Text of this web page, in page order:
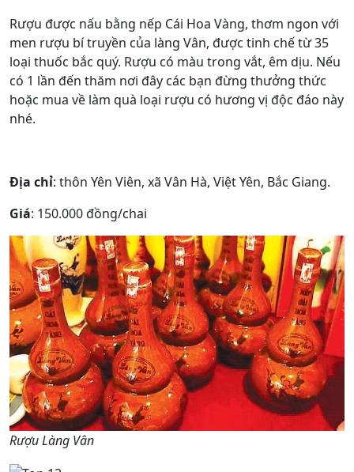
Rượu được nấu bằng nếp Cái Hoa Vàng, thơm ngon với
men rượu bí truyền của làng Vân, được tinh chế từ 35
loại thuốc bắc quý. Rượu có màu trong vắt, êm dịu. Nếu
có 1 lần đến thăm nơi đây các bạn đừng thưởng thức
hoặc mua về làm quà loại rượu có hương vị độc đáo này
nhé.
Địa chỉ: thôn Yên Viên, xã Vân Hà, Việt Yên, Bắc Giang.
Giá: 150.000 đồng/chai
Rượu Làng Vân